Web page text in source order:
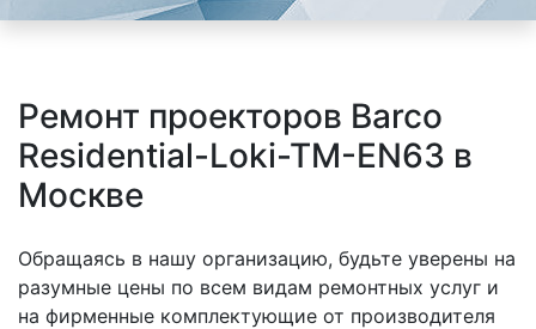
Ремонт проекторов Barco
Residential-Loki-TM-EN63 в
Москве
Обращаясь в нашу организацию, будьте уверены на
разумные цены по всем видам ремонтных услуг и
на фирменные комплектующие от производителя